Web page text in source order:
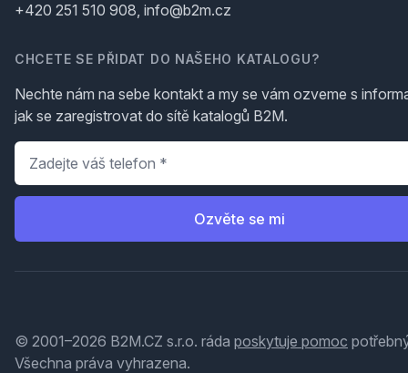
+420 251 510 908, info@b2m.cz
CHCETE SE PŘIDAT DO NAŠEHO KATALOGU?
Nechte nám na sebe kontakt a my se vám ozveme s
jak se zaregistrovat do sítě katalogů B2M.
Telefon
Ozvěte se mi
© 2001–2026 B2M.CZ s.r.o. ráda poskytuje pomoc
Všechna práva vyhrazena.